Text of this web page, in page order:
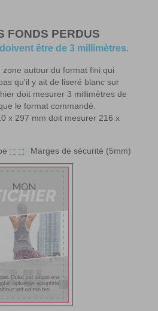
FONDS PERDUS
être de 3 millimètres.
autour du format fini qui
qu'il y ait de liseré blanc sur
doit mesurer 3 millimètres de
le format commandé.
x 297 mm doit mesurer 216 x
Marges de sécurité (5mm)